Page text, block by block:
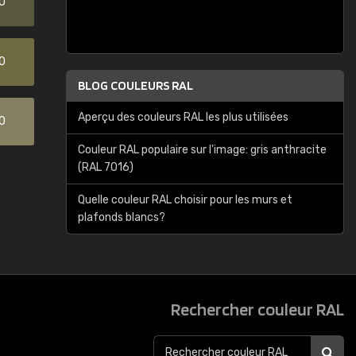
BLOG COULEURS RAL
Aperçu des couleurs RAL les plus utilisées
Couleur RAL populaire sur l'image: gris anthracite
(RAL 7016)
Quelle couleur RAL choisir pour les murs et
plafonds blancs?
Rechercher couleur RAL